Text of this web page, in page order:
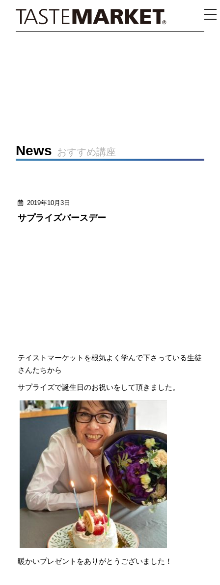
News おすすめ講座
2019年10月3日
サプライズバースデー
テイストマーケットを根気よく学んで下さっている生徒
さんたちから
サプライズで誕生日のお祝いをして頂きました。
暖かいプレゼントをありがとうございました！
ス